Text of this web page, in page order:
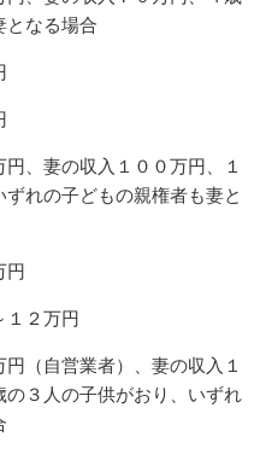
となる場合
、妻の収入１００万円、１
れの子どもの親権者も妻と
２万円
（自営業者）、妻の収入１
の３人の子供がおり、いずれ